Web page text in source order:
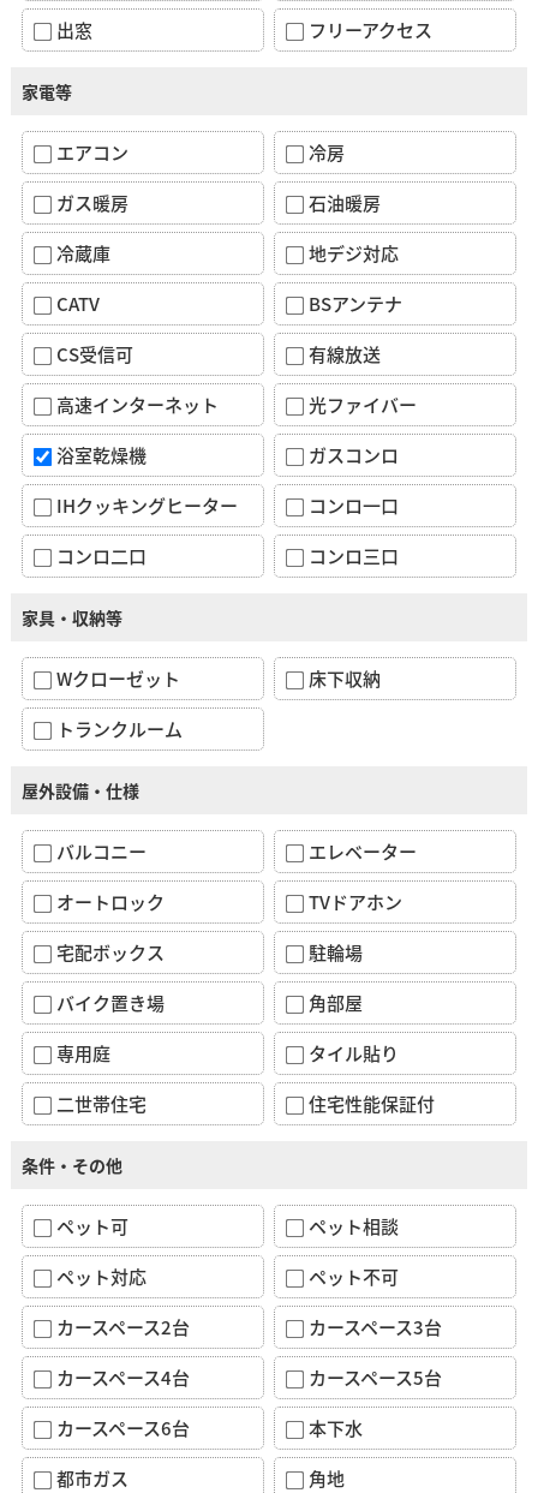
出窓
フリーアクセス
家電等
エアコン
冷房
ガス暖房
石油暖房
冷蔵庫
地デジ対応
CATV
BSアンテナ
CS受信可
有線放送
高速インターネット
光ファイバー
浴室乾燥機
ガスコンロ
IHクッキングヒーター
コンロ一口
コンロ二口
コンロ三口
家具・収納等
Wクローゼット
床下収納
トランクルーム
屋外設備・仕様
バルコニー
エレベーター
オートロック
TVドアホン
宅配ボックス
駐輪場
バイク置き場
角部屋
専用庭
タイル貼り
二世帯住宅
住宅性能保証付
条件・その他
ペット可
ペット相談
ペット対応
ペット不可
カースペース2台
カースペース3台
カースペース4台
カースペース5台
カースペース6台
本下水
都市ガス
角地